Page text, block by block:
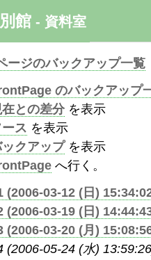
館 - 資料室
ージのバックアップ一覧
のバックアップ
との差分を表示
ース を表示
クアップを表示
へ行く。
(2006-03-12 (日)
(2006-03-19 (日)
(2006-03-20 (月)
(2006-05-24 (水)